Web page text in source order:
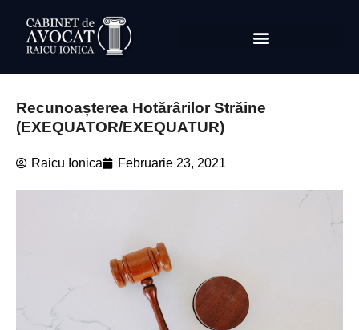
Recunoașterea Hotărârilor Străine
(EXEQUATOR/EXEQUATUR)
Raicu Ionica Februarie 23, 2021